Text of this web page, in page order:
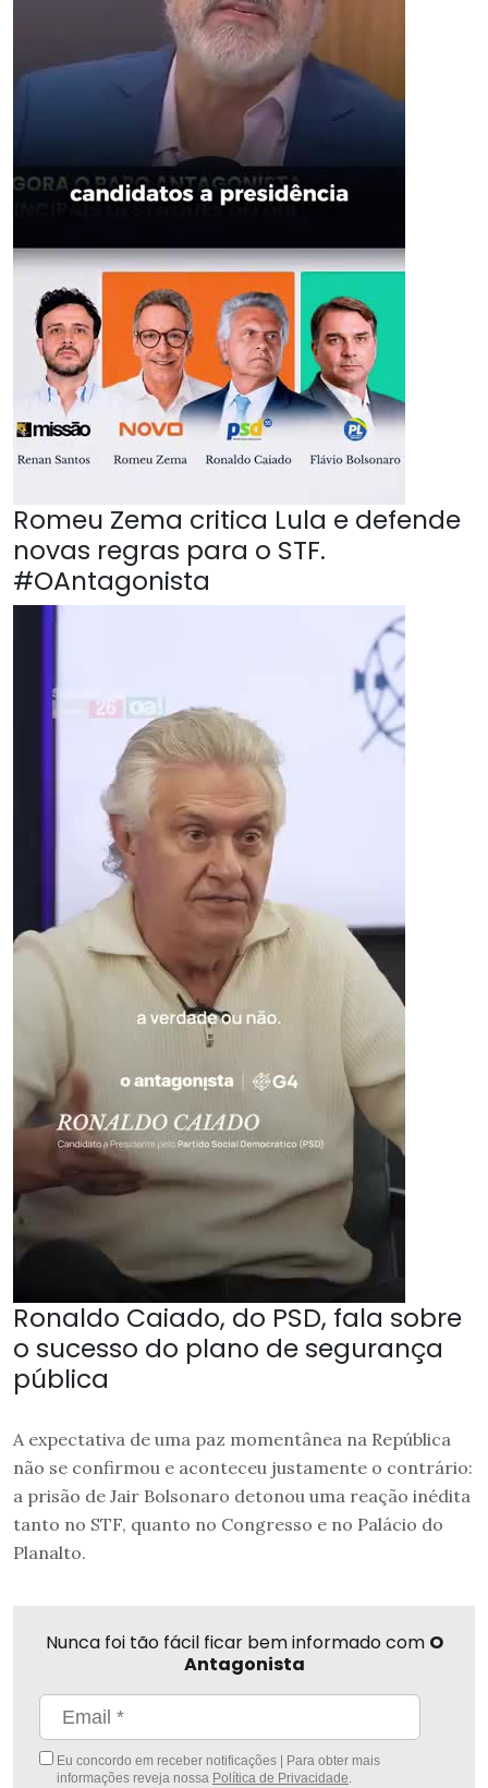
Romeu Zema critica Lula e defende
novas regras para o STF.
#OAntagonista
Ronaldo Caiado, do PSD, fala sobre
o sucesso do plano de segurança
pública
A expectativa de uma paz momentânea na República
não se confirmou e aconteceu justamente o contrário:
a prisão de Jair Bolsonaro detonou uma reação inédita
tanto no STF, quanto no Congresso e no Palácio do
Planalto.
Nunca foi tão fácil ficar bem informado com O
Antagonista
Eu concordo em receber notificações | Para obter mais
informações reveja nossa Política de Privacidade.